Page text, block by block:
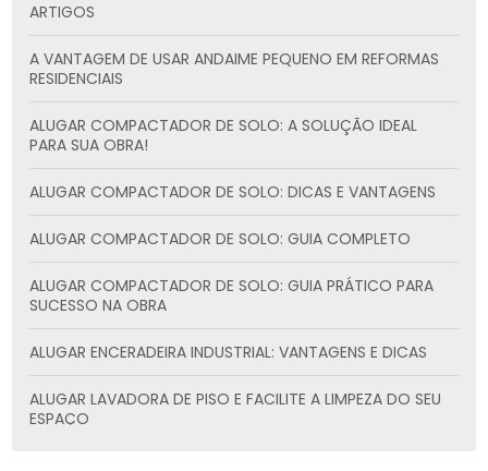
ARTIGOS
A VANTAGEM DE USAR ANDAIME PEQUENO EM REFORMAS
RESIDENCIAIS
ALUGAR COMPACTADOR DE SOLO: A SOLUÇÃO IDEAL
PARA SUA OBRA!
ALUGAR COMPACTADOR DE SOLO: DICAS E VANTAGENS
ALUGAR COMPACTADOR DE SOLO: GUIA COMPLETO
ALUGAR COMPACTADOR DE SOLO: GUIA PRÁTICO PARA
SUCESSO NA OBRA
ALUGAR ENCERADEIRA INDUSTRIAL: VANTAGENS E DICAS
ALUGAR LAVADORA DE PISO E FACILITE A LIMPEZA DO SEU
ESPAÇO